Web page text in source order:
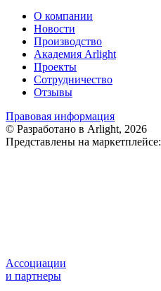
О компании
Новости
Производство
Академия Arlight
Проекты
Сотрудничество
Отзывы
Правовая информация
© Разработано в Arlight, 2026
Представлены на маркетплейсе:
Ассоциации
и партнеры